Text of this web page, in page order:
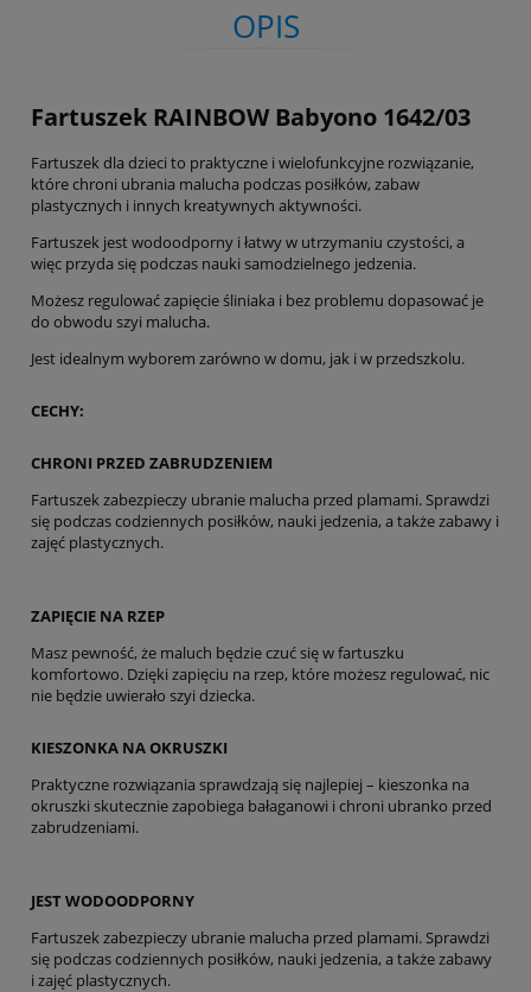
OPIS
Fartuszek RAINBOW Babyono 1642/03
Fartuszek dla dzieci to praktyczne i wielofunkcyjne rozwiązanie,
które chroni ubrania malucha podczas posiłków, zabaw
plastycznych i innych kreatywnych aktywności.
Fartuszek jest wodoodporny i łatwy w utrzymaniu czystości, a
więc przyda się podczas nauki samodzielnego jedzenia.
Możesz regulować zapięcie śliniaka i bez problemu dopasować je
do obwodu szyi malucha.
Jest idealnym wyborem zarówno w domu, jak i w przedszkolu.
CECHY:
CHRONI PRZED ZABRUDZENIEM
Fartuszek zabezpieczy ubranie malucha przed plamami. Sprawdzi
się podczas codziennych posiłków, nauki jedzenia, a także zabawy i
zajęć plastycznych.
ZAPIĘCIE NA RZEP
Masz pewność, że maluch będzie czuć się w fartuszku
komfortowo. Dzięki zapięciu na rzep, które możesz regulować, nic
nie będzie uwierało szyi dziecka.
KIESZONKA NA OKRUSZKI
Praktyczne rozwiązania sprawdzają się najlepiej – kieszonka na
okruszki skutecznie zapobiega bałaganowi i chroni ubranko przed
zabrudzeniami.
JEST WODOODPORNY
Fartuszek zabezpieczy ubranie malucha przed plamami. Sprawdzi
się podczas codziennych posiłków, nauki jedzenia, a także zabawy
i zajęć plastycznych.